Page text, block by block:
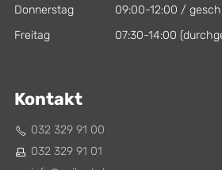
Donnerstag
09:00-12:00 /
Freitag
07:30-14:00
Kontakt
032 329 91 00
032 329 91 01